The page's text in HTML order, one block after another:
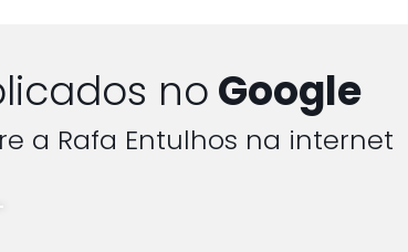
noGoogle
a Rafa Entulhos na internet